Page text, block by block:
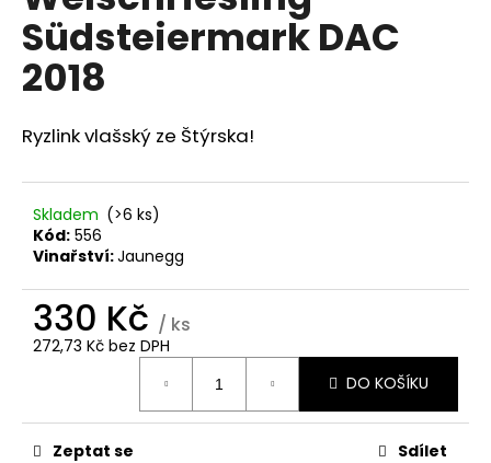
0,0
z
5
hvězdiček.
Südsteiermark DAC
2018
Ryzlink vlašský ze Štýrska!
Skladem (>6 ks)
Kód: 556
Vinařství:Jaunegg
330 Kč / ks
272,73 Kč bez DPH
DO KOŠÍKU
Zeptat se Sdílet
a
j
í
?
D
o